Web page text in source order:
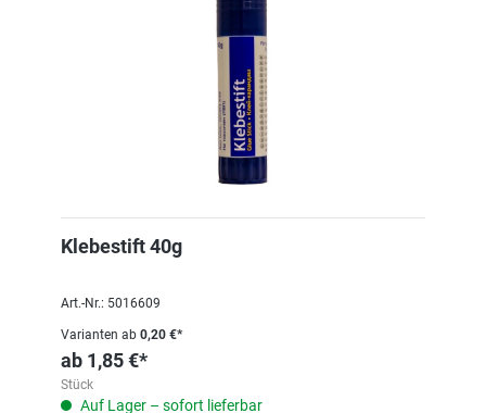
Klebestift 40g
Art.-Nr.: 5016609
Varianten ab 0,20 €*
ab 1,85 €*
Stück
Auf Lager – sofort lieferbar